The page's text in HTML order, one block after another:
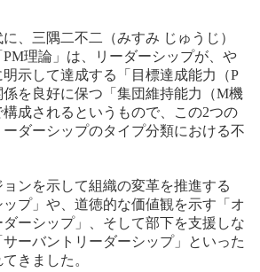
に、三隅二不二（みすみ じゅうじ）
理論」は、リーダーシップが、や
示して達成する「目標達成能力（P
を良好に保つ「集団維持能力（M機
成されるというもので、この2つの
ダーシップのタイプ分類における不
ンを示して組織の変革を推進する
ップ」や、道徳的な価値観を示す「オ
ーシップ」、そして部下を支援しな
ーバントリーダーシップ」といった
きました。